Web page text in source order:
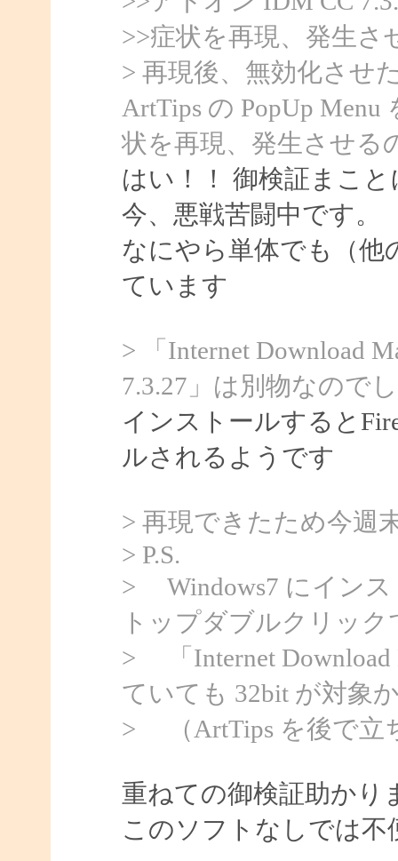
>>症状を再現、発生
> 再現後、無効化させ
ArtTips の PopUp
状を再現、発生させる
はい！！ 御検証まこ
今、悪戦苦闘中です。
なにやら単体でも（他
ています
> 「Internet Download
7.3.27」は別物なので
インストールすると
ルされるようです
> 再現できたため今週
> P.S.
> Windows7 にインス
トップダブルクリッ
> 「Internet Download
ていても 32bit が対象
> （ArtTips を後で立
重ねての御検証助かり
このソフトなしでは不